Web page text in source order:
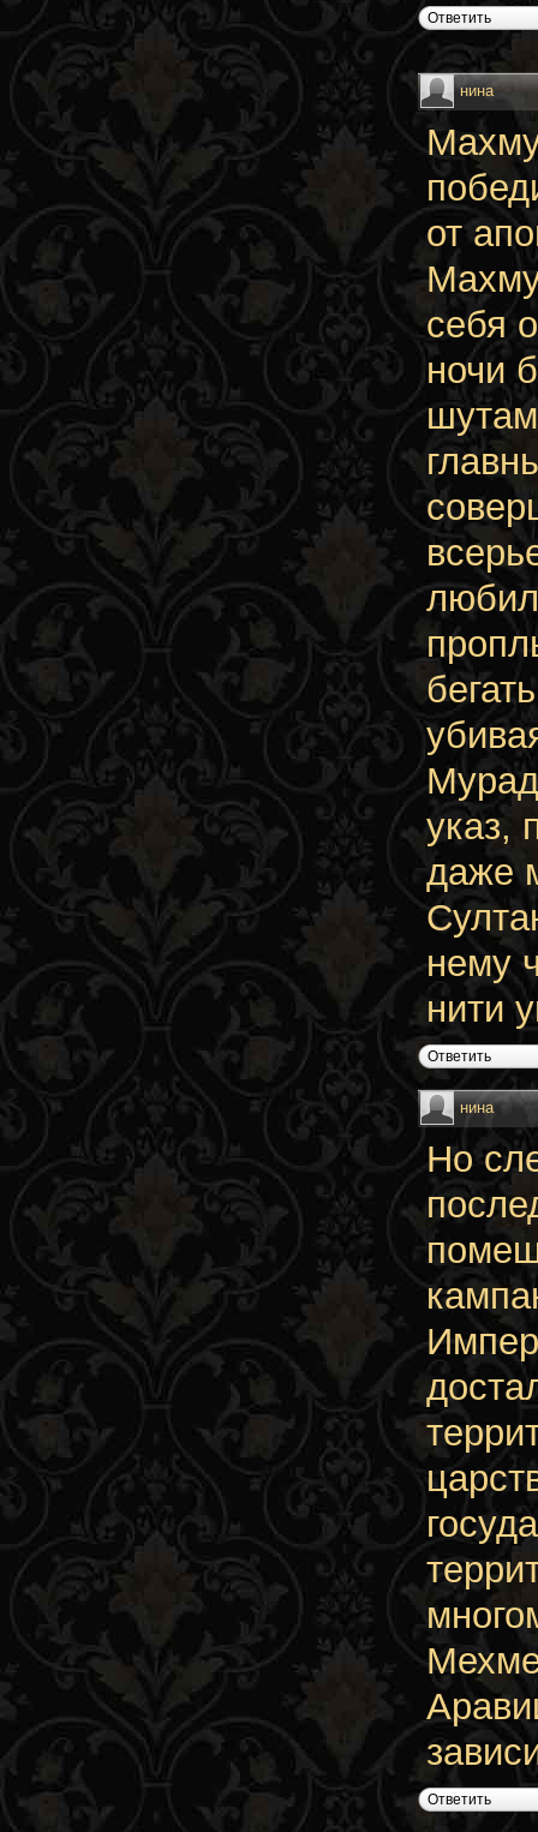
Ответить
нина
от
себя
ночи
указ,
даже
нему
нити
Ответить
нина
Но
Ответить